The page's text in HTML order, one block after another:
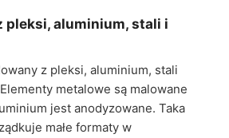
pleksi, aluminium, stali i
z pleksi, aluminium, stali
metalowe są malowane
jest anodyzowane. Taka
małe formaty w